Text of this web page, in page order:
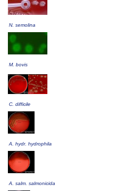
N. semolina
M. bovis
C. difficile
A. hydr. hydrophila
A. salm. salmonicida